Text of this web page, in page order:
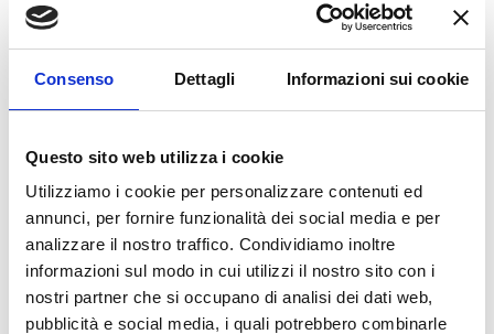
Consenso Dettagli Informazioni sui cookie
Questo sito web utilizza i cookie
Utilizziamo i cookie per personalizzare contenuti ed
annunci, per fornire funzionalità dei social media e per
analizzare il nostro traffico. Condividiamo inoltre
informazioni sul modo in cui utilizzi il nostro sito con i
nostri partner che si occupano di analisi dei dati web,
pubblicità e social media, i quali potrebbero combinarle
BG3
VILLANOVA (CASTENASO)
CHIAMA